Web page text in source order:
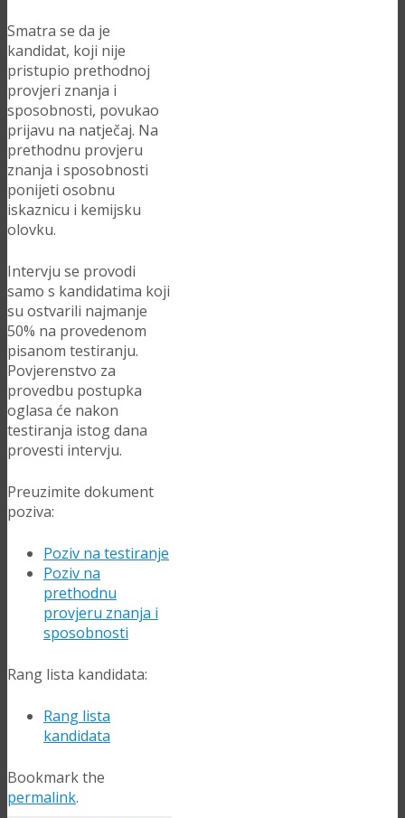
Smatra se da je
kandidat, koji nije
pristupio prethodnoj
provjeri znanja i
sposobnosti, povukao
prijavu na natječaj. Na
prethodnu provjeru
znanja i sposobnosti
ponijeti osobnu
iskaznicu i kemijsku
olovku.
Intervju se provodi
samo s kandidatima koji
su ostvarili najmanje
50% na provedenom
pisanom testiranju.
Povjerenstvo za
provedbu postupka
oglasa će nakon
testiranja istog dana
provesti intervju.
Preuzimite dokument
poziva:
Poziv na testiranje
Poziv na
prethodnu
provjeru znanja i
sposobnosti
Rang lista kandidata:
Rang lista
kandidata
Bookmark the
permalink.